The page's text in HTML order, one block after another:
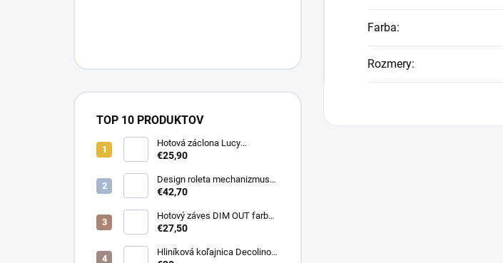
TOP 10 PRODUKTOV
Hotová záclona Lucy
300x250cm tunel
€25,90
Design roleta mechanizmus
otvorený farba čierna /bez
€42,70
Hotový záves DIM OUT farba
cappuccino
€27,50
Hliníková koľajnica Decolino
Farba:
Rozmery: